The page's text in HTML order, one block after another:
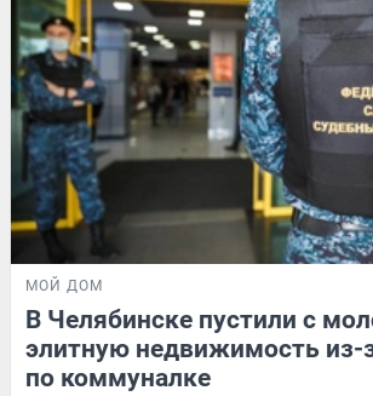
МОЙ ДОМ
В Челябинске пустили с
элитную недвижимость из-
по коммуналке